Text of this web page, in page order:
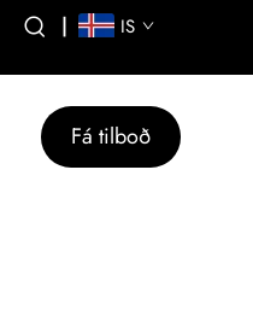
| IS
Fá tilboð